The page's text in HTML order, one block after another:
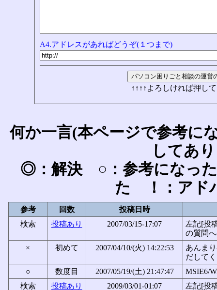
A4.アドレスがあればどうぞ(１つまで)
↑↑↑↑よろしければ押し
何か一言(本ページで参考に
してあ
◎：解決 ○：参考になっ
た ！：アド
参考 回数
投稿日時
検索
投稿あり 2007/03/15-17:07
左記[投
の質問
×
初めて 2007/04/10/(火) 14:22:53
あんま
だして
○
数度目 2007/05/19/(土) 21:47:47
MSIE6/
検索
投稿あり 2009/03/01-01:07 左記[投